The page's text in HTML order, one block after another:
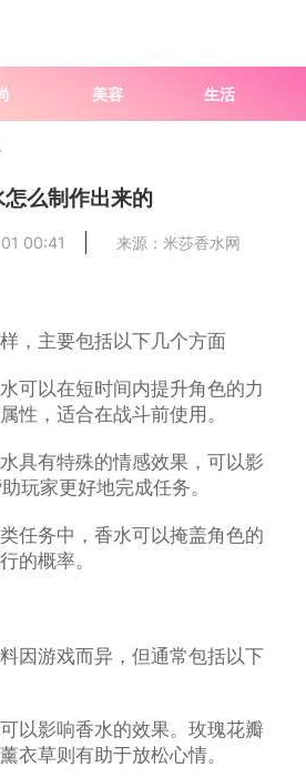
美容 生活
怎么制作出来的
00:41 来源：米莎香水网
，主要包括以下几个方面
可以在短时间内提升角色的力
性，适合在战斗前使用。
具有特殊的情感效果，可以影
玩家更好地完成任务。
任务中，香水可以掩盖角色的
的概率。
因游戏而异，但通常包括以下
以影响香水的效果。玫瑰花瓣
衣草则有助于放松心情。